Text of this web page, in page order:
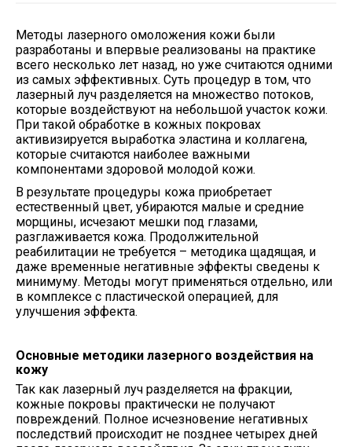
Методы лазерного омоложения кожи были
разработаны и впервые реализованы на практике
всего несколько лет назад, но уже считаются одними
из самых эффективных. Суть процедур в том, что
лазерный луч разделяется на множество потоков,
которые воздействуют на небольшой участок кожи.
При такой обработке в кожных покровах
активизируется выработка эластина и коллагена,
которые считаются наиболее важными
компонентами здоровой молодой кожи.
В результате процедуры кожа приобретает
естественный цвет, убираются малые и средние
морщины, исчезают мешки под глазами,
разглаживается кожа. Продолжительной
реабилитации не требуется – методика щадящая, и
даже временные негативные эффекты сведены к
минимуму. Методы могут применяться отдельно, или
в комплексе с пластической операцией, для
улучшения эффекта.
Основные методики лазерного воздействия на
кожу
Так как лазерный луч разделяется на фракции,
кожные покровы практически не получают
повреждений. Полное исчезновение негативных
последствий происходит не позднее четырех дней